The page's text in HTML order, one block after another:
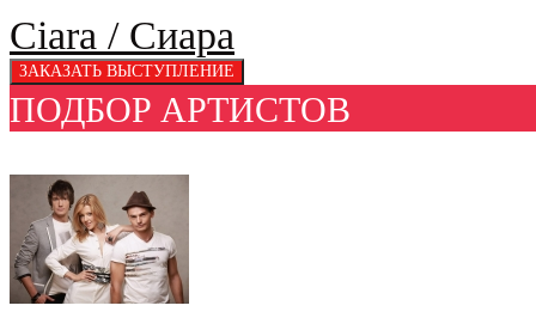
Ciara / Сиара
ПОДБОР АРТИСТОВ